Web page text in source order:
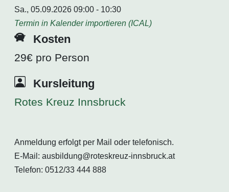
Sa., 05.09.2026 09:00 - 10:30
Termin in Kalender importieren (ICAL)
Kosten
29€ pro Person
Kursleitung
Rotes Kreuz Innsbruck
Anmeldung erfolgt per Mail oder telefonisch.
E-Mail: ausbildung@roteskreuz-innsbruck.at
Telefon: 0512/33 444 888